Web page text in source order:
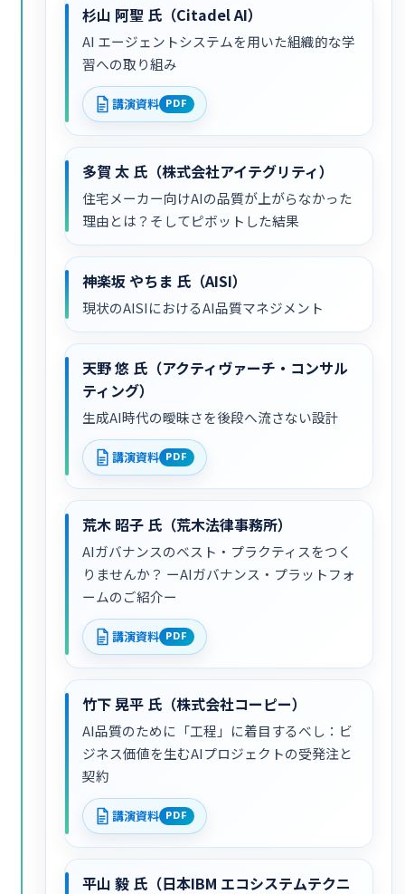
杉山 阿聖 氏（Citadel AI）
AI エージェントシステムを用いた組織的な学
習への取り組み
講演資料 PDF
多賀 太 氏（株式会社アイテグリティ）
住宅メーカー向けAIの品質が上がらなかった
理由とは？そしてピボットした結果
神楽坂 やちま 氏（AISI）
現状のAISIにおけるAI品質マネジメント
天野 悠 氏（アクティヴァーチ・コンサル
ティング）
生成AI時代の曖昧さを後段へ流さない設計
講演資料 PDF
荒木 昭子 氏（荒木法律事務所）
AIガバナンスのベスト・プラクティスをつく
りませんか？ ーAIガバナンス・プラットフォ
ームのご紹介ー
講演資料 PDF
竹下 晃平 氏（株式会社コーピー）
AI品質のために「工程」に着目するべし：ビ
ジネス価値を生むAIプロジェクトの受発注と
契約
講演資料 PDF
平山 毅 氏（日本IBM エコシステムテクニ